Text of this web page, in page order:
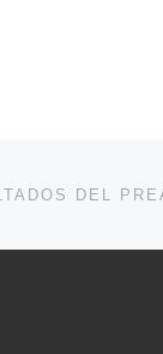
DEL